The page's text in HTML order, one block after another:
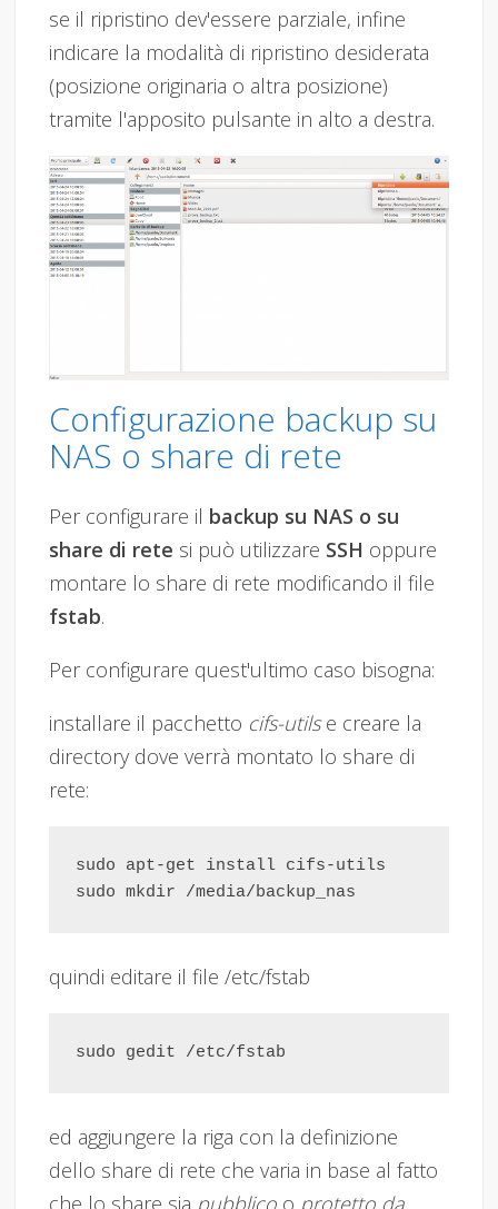
se il ripristino dev'essere parziale, infine
indicare la modalità di ripristino desiderata
(posizione originaria o altra posizione)
tramite l'apposito pulsante in alto a destra.
Configurazione backup su
NAS o share di rete
Per configurare il backup su NAS o su
share di rete si può utilizzare SSH oppure
montare lo share di rete modificando il file
fstab.
Per configurare quest'ultimo caso bisogna:
installare il pacchetto cifs-utilse creare la
directory dove verrà montato lo share di
rete:
sudo apt-get install cifs-utils
quindi editare il file /etc/fstab
ed aggiungere la riga con la definizione
dello share di rete che varia in base al fatto
che lo share sia pubblico o protetto da